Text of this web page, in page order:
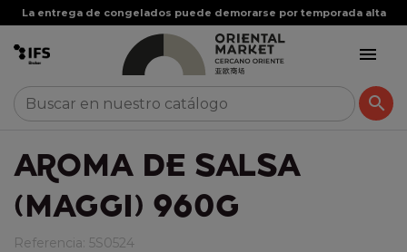
La entrega de congelados puede demorarse por temporada alta


AROMA DE SALSA
(MAGGI) 960G
Referencia: 5S0524